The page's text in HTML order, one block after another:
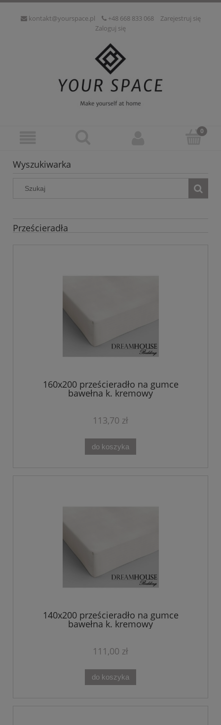
kontakt@yourspace.pl +48 668 833 068
Zarejestruj się
Zaloguj się
Wyszukiwarka
Prześcieradła
160x200 prześcieradło na gumce
bawełna k. kremowy
113,70 zł
do koszyka
140x200 prześcieradło na gumce
bawełna k. kremowy
111,00 zł
do koszyka